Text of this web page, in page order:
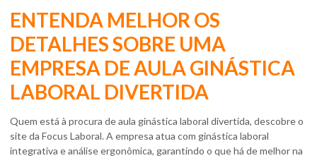
ENTENDA MELHOR OS
DETALHES SOBRE UMA
EMPRESA DE AULA GINÁSTICA
LABORAL DIVERTIDA
Quem está à procura deaula ginástica laboral divertida, descobre o
site da Focus Laboral. A empresa atua com ginástica laboral
integrativa e análise ergonômica, garantindo o que há de melhor na